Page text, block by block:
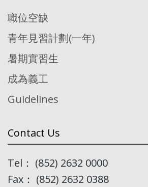
職位空缺
青年見習計劃(一年)
暑期實習生
成為義工
Guidelines
Contact Us
Tel： (852) 2632 0000
Fax： (852) 2632 0388